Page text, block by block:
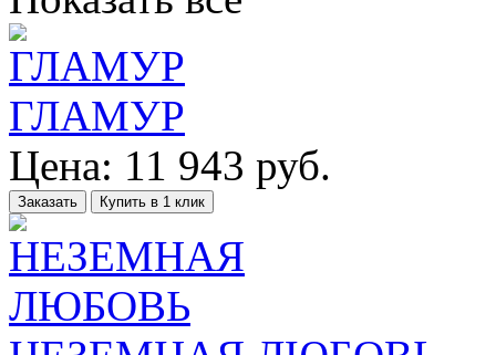
ГЛАМУР
Цена: 11 943 руб.
Заказать Купить в 1 клик